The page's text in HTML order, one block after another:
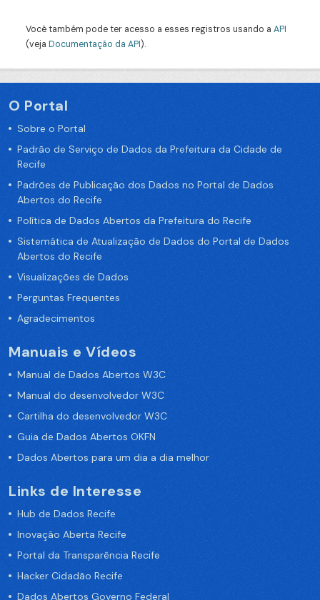
Você também pode ter acesso a esses registros usando a API
(veja Documentação da API).
O Portal
Sobre o Portal
Padrão de Serviço de Dados da Prefeitura da Cidade de
Recife
Padrões de Publicação dos Dados no Portal de Dados
Abertos do Recife
Política de Dados Abertos da Prefeitura do Recife
Sistemática de Atualização de Dados do Portal de Dados
Abertos do Recife
Visualizações de Dados
Perguntas Frequentes
Agradecimentos
Manuais e Vídeos
Manual de Dados Abertos W3C
Manual do desenvolvedor W3C
Cartilha do desenvolvedor W3C
Guia de Dados Abertos OKFN
Dados Abertos para um dia a dia melhor
Links de Interesse
Hub de Dados Recife
Inovação Aberta Recife
Portal da Transparência Recife
Hacker Cidadão Recife
Dados Abertos Governo Federal